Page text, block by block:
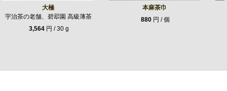
大極
宇治茶の老舗、碧翆園 高級薄茶
3,564円 / 30 g
本麻茶巾
880円 / 個